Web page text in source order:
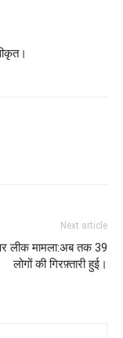
Next article
लीक मामला:अब तक 39
लोगों की गिरफ़्तारी हुई।